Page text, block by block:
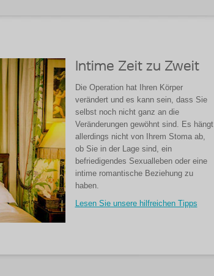
Intime Zeit zu Zweit
Die Operation hat Ihren Körper
verändert und es kann sein, dass Sie
selbst noch nicht ganz an die
Veränderungen gewöhnt sind. Es hängt
allerdings nicht von Ihrem Stoma ab,
ob Sie in der Lage sind, ein
befriedigendes Sexualleben oder eine
intime romantische Beziehung zu
haben.
Lesen Sie unsere hilfreichen Tipps